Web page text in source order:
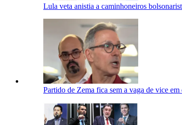
Lula veta anistia a caminhoneiros
Partido de Zema fica sem a vaga de vice